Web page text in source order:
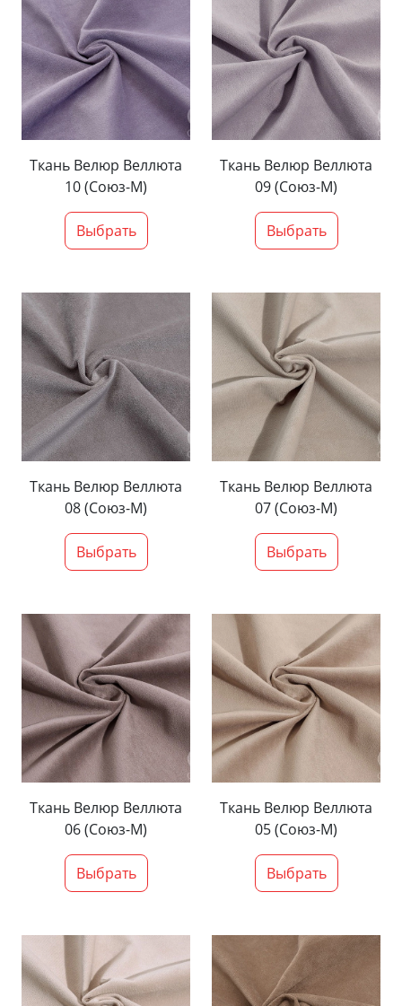
Ткань Велюр Веллюта
10 (Союз-М)
Выбрать
Ткань Велюр Веллюта
09 (Союз-М)
Выбрать
Ткань Велюр Веллюта
08 (Союз-М)
Выбрать
Ткань Велюр Веллюта
07 (Союз-М)
Выбрать
Ткань Велюр Веллюта
06 (Союз-М)
Выбрать
Ткань Велюр Веллюта
05 (Союз-М)
Выбрать